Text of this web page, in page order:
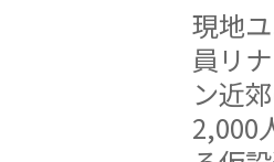
現地
員リ
ン近
2,000